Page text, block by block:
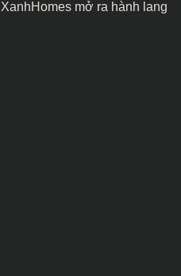
mở ra hành lang